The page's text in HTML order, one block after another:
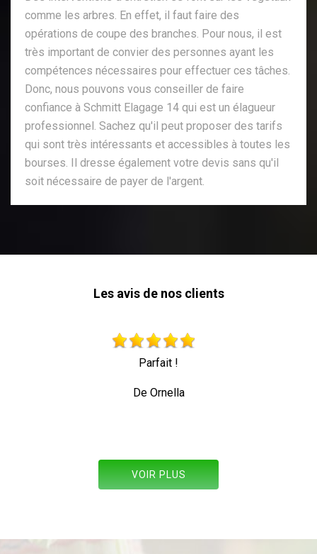
comme les arbres. En effet, il faut faire des
opérations de coupe des branches. Pour nous, il est
très important de convier des personnes ayant les
compétences nécessaires pour effectuer ces tâches.
Donc, nous pouvons vous conseiller de faire
confiance à Schmitt Elagage 14 qui est un élagueur
professionnel. Sachez qu'il peut proposer des tarifs
qui sont très intéressants et accessibles à toutes les
bourses. Il dresse également votre devis sans qu'il
soit nécessaire de payer de l'argent.
Les avis de nos clients
Très beau travail personne
VOIR PLUS